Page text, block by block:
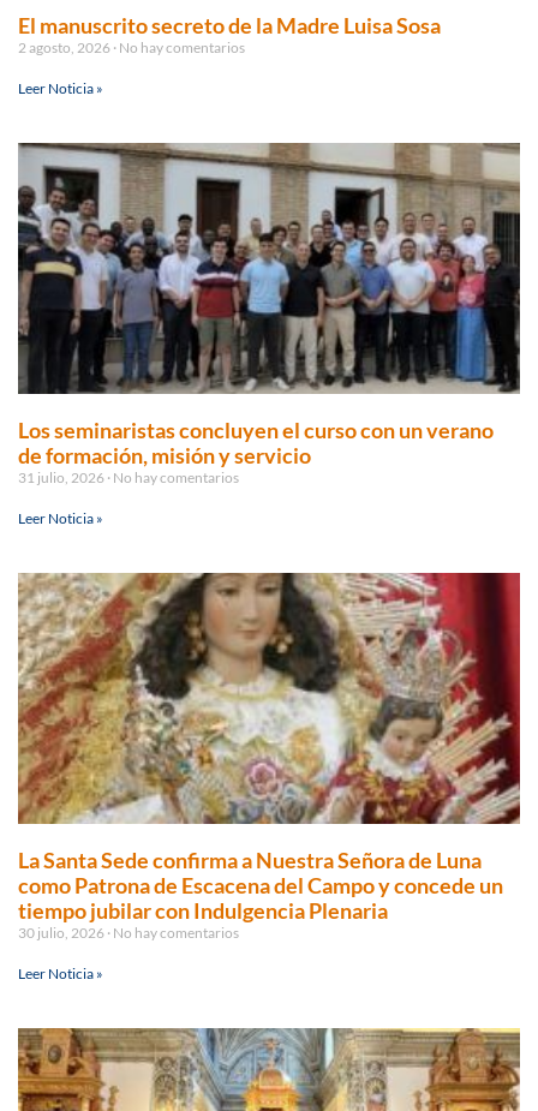
El manuscrito secreto de la Madre Luisa Sosa
2 agosto, 2026 No hay comentarios
Leer Noticia »
Los seminaristas concluyen el curso con un verano
de formación, misión y servicio
31 julio, 2026 No hay comentarios
Leer Noticia »
La Santa Sede confirma a Nuestra Señora de Luna
como Patrona de Escacena del Campo y concede un
tiempo jubilar con Indulgencia Plenaria
30 julio, 2026 No hay comentarios
Leer Noticia »